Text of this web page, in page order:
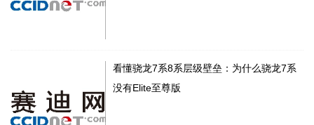
看懂骁龙7系8系层级壁垒：为什么骁龙7系
没有Elite至尊版